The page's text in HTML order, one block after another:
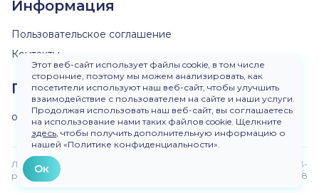
Этот веб-сайт использует файлы cookie, в том числе
сторонние, поэтому мы можем анализировать, как
посетители используют наш веб-сайт, чтобы улучшить
взаимодействие с пользователем на сайте и наши услуги.
Продолжая использовать наш веб-сайт, вы соглашаетесь
на использование нами таких файлов cookie. Щелкните
здесь, чтобы получить дополнительную информацию о
нашей «Политике конфиденциальности».
Ок
Информация
Пользовательское соглашение
Контакты
Пишите нам
ok@dirinvest.ru
Любое использование материалов сайта без
разрешения запрещено.
Версия 3-
beta.48